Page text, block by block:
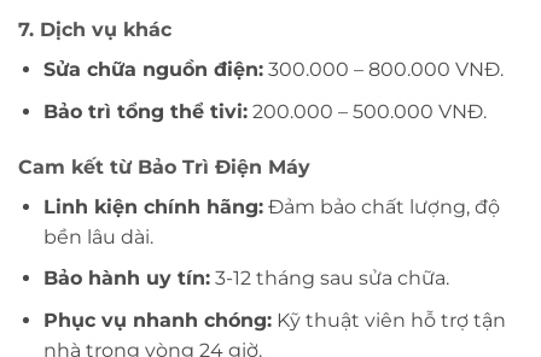
7. Dịch vụ khác
Sửa chữa nguồn điện:300.000 – 800.000 VNĐ.
Bảo trì tổng thể tivi:200.000 – 500.000 VNĐ.
Cam kết từ Bảo Trì Điện Máy
Linh kiện chính hãng:Đảm bảo chất lượng, độ
bền lâu dài.
Bảo hành uy tín:3-12 tháng sau sửa chữa.
Phục vụ nhanh chóng:Kỹ thuật viên hỗ trợ tận
nhà trong vòng 24 giờ.